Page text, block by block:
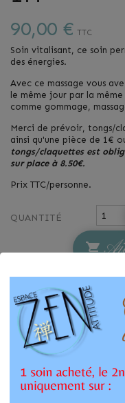
90,00 € TTC
Soin vitalisant, ce soin
des énergies.
Avec ce massage vous
le même jour par la
comme gommage,
Merci de prévoir, tongs/
ainsi qu'une pièce de 1€
tongs/claquettes est
sur place à 8.50€.
Prix TTC/personne.
QUANTITÉ

DÉTAILS
973 Produits